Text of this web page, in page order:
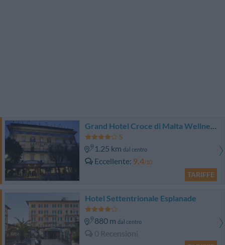
Grand Hotel Croce di Malta Wellness & Golf
1.25 km dal centro
Eccellente 9.4/10
TARIFFE
Hotel Settentrionale Esplanade
880 m dal centro
0 Recensioni